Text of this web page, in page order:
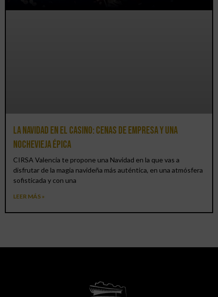
La Navidad en el Casino: cenas de empresa y una
Nochevieja épica
CIRSA Valencia te propone una Navidad en la que vas a
disfrutar de la magia navideña más auténtica, en una atmósfera
sofisticada y con una
LEER MÁS »